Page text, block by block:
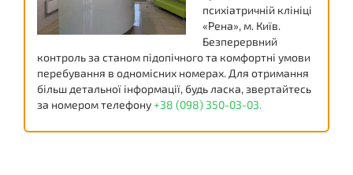
психіатричній клініці
«Рена», м. Київ.
Безперервний
контроль за станом підопічного та комфортні умови
перебування в одномісних номерах. Для отримання
більш детальної інформації, будь ласка, звертайтесь
за номером телефону+38 (098) 350-03-03.